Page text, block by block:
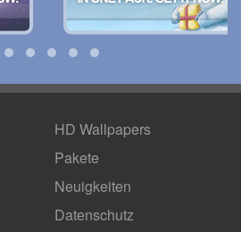
HD Wallpapers
Pakete
Neuigkeiten
Datenschutz